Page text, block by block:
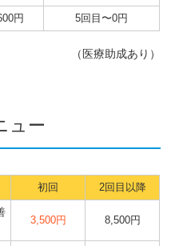
円 5回目〜0円
（医療助成あり）
ュー
初回 2回目以降
3,500円 8,500円